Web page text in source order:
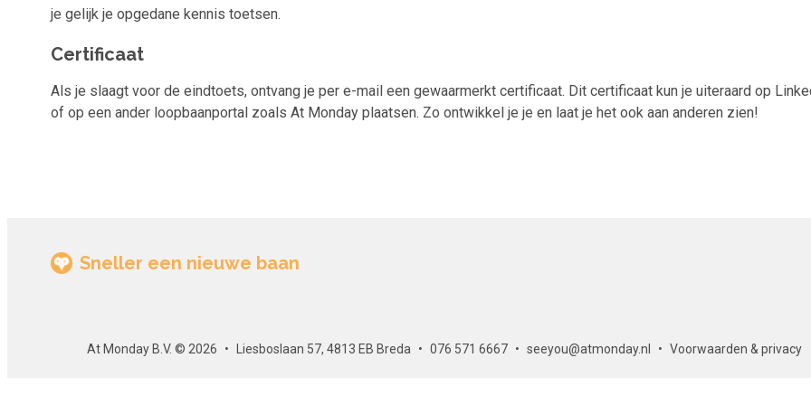
je gelijk je opgedane kennis toetsen.
Certificaat
Als je slaagt voor de eindtoets, ontvang je per e-mail een gewaarmerkt certificaat. Dit certificaat kun je uiteraard op
of op een ander loopbaanportal zoals At Monday plaatsen. Zo ontwikkel je je en laat je het ook aan anderen zien!
Sneller een nieuwe baan
At Monday B.V. © 2026 Liesboslaan 57, 4813 EB Breda 076 571 6667 seeyou@atmonday.nl Voorwaarden & privacy